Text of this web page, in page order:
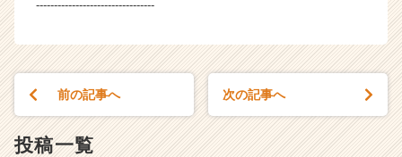
---------------------------------
前の記事へ 次の記事へ
投稿一覧